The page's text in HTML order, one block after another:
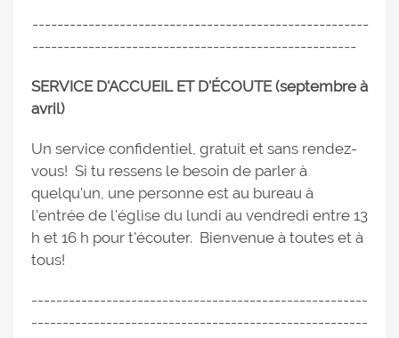
------------------------------------------------------
----------------------------------------------------
SERVICE D'ACCUEIL ET D'ÉCOUTE (septembre à
avril)
Un service confidentiel, gratuit et sans rendez-
vous! Si tu ressens le besoin de parler à
quelqu'un, une personne est au bureau à
l'entrée de l'église du lundi au vendredi entre 13
h et 16 h pour t'écouter. Bienvenue à toutes et à
tous!
------------------------------------------------------
------------------------------------------------------